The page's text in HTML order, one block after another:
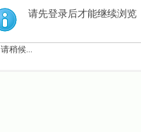
索
请先登录后才能继续浏览
请稍候...